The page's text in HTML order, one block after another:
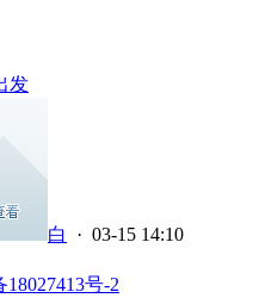
发
白
· 03-15 14:10
18027413号-2